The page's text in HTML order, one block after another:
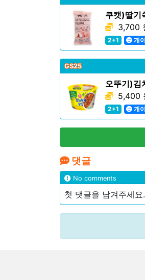
쿠캣)딸기
3,700
2+1
개
GS25
오뚜기)김
5,400
2+1
개
댓글
No comments
첫 댓글을 남겨주세요.